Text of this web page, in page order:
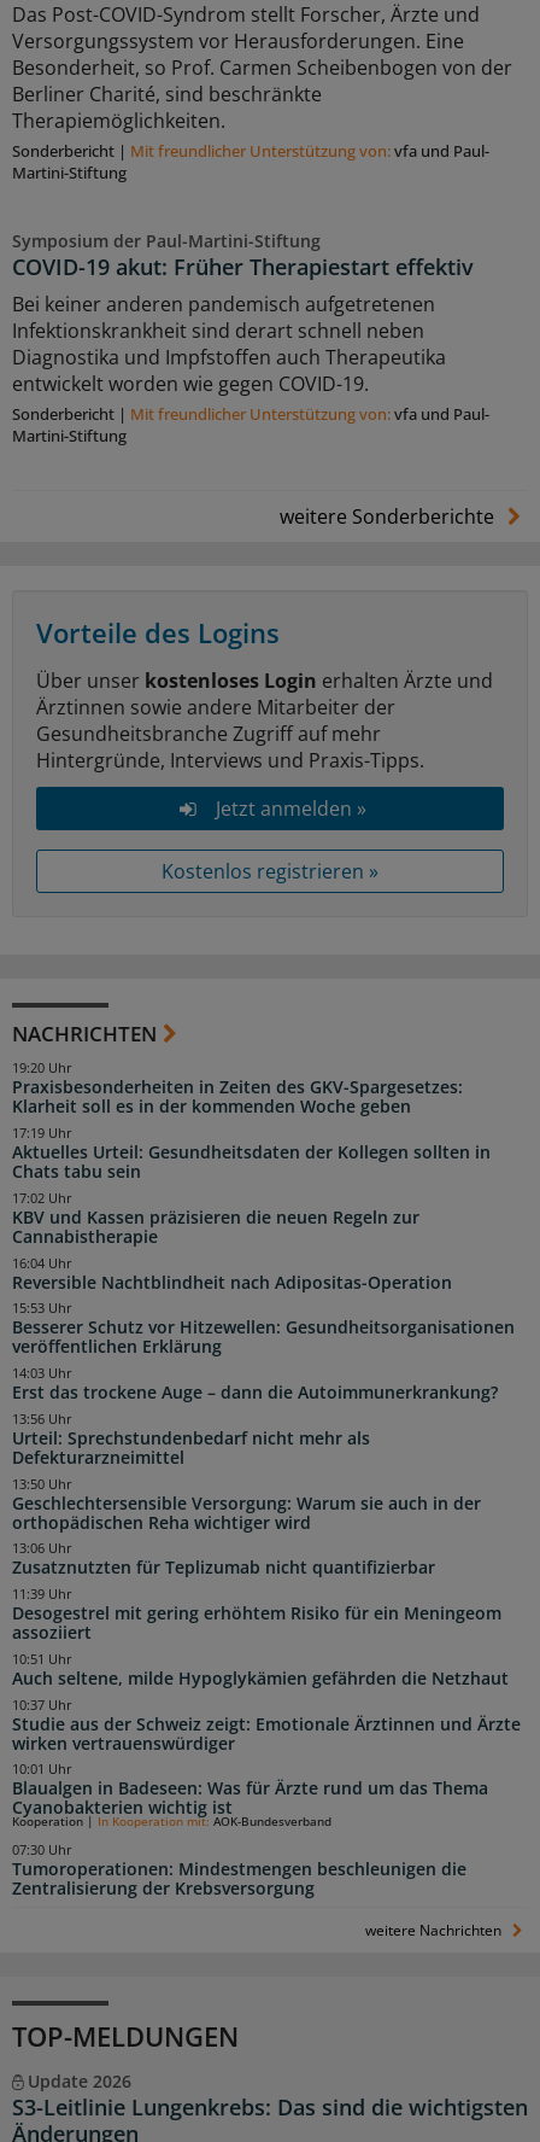
Das Post-COVID-Syndrom stellt Forscher, Ärzte und
Versorgungssystem vor Herausforderungen. Eine
Besonderheit, so Prof. Carmen Scheibenbogen von der
Berliner Charité, sind beschränkte
Therapiemöglichkeiten.
Sonderbericht | Mit freundlicher Unterstützung von:vfa und Paul-
Martini-Stiftung
Symposium der Paul-Martini-Stiftung
COVID-19 akut: Früher Therapiestart effektiv
Bei keiner anderen pandemisch aufgetretenen
Infektionskrankheit sind derart schnell neben
Diagnostika und Impfstoffen auch Therapeutika
entwickelt worden wie gegen COVID-19.
Sonderbericht | Mit freundlicher Unterstützung von:vfa und Paul-
Martini-Stiftung
weitere Sonderberichte
Vorteile des Logins
Über unser kostenloses Login erhalten Ärzte und
Ärztinnen sowie andere Mitarbeiter der
Gesundheitsbranche Zugriff auf mehr
Hintergründe, Interviews und Praxis-Tipps.
Jetzt anmelden »
Kostenlos registrieren »
NACHRICHTEN
Praxisbesonderheiten in Zeiten des GKV-Spargesetzes:
Klarheit soll es in der kommenden Woche geben
19:20 Uhr
Aktuelles Urteil: Gesundheitsdaten der Kollegen sollten in
Chats tabu sein
17:19 Uhr
KBV und Kassen präzisieren die neuen Regeln zur
Cannabistherapie
17:02 Uhr
Reversible Nachtblindheit nach Adipositas-Operation
16:04 Uhr
Besserer Schutz vor Hitzewellen: Gesundheitsorganisationen
veröffentlichen Erklärung
15:53 Uhr
Erst das trockene Auge – dann die Autoimmunerkrankung?
14:03 Uhr
Urteil: Sprechstundenbedarf nicht mehr als
Defekturarzneimittel
13:56 Uhr
Geschlechtersensible Versorgung: Warum sie auch in der
orthopädischen Reha wichtiger wird
13:50 Uhr
Zusatznutzten für Teplizumab nicht quantifizierbar
13:06 Uhr
Desogestrel mit gering erhöhtem Risiko für ein Meningeom
assoziiert
11:39 Uhr
Auch seltene, milde Hypoglykämien gefährden die Netzhaut
10:51 Uhr
Studie aus der Schweiz zeigt: Emotionale Ärztinnen und Ärzte
wirken vertrauenswürdiger
10:37 Uhr
Blaualgen in Badeseen: Was für Ärzte rund um das Thema
Cyanobakterien wichtig ist
10:01 Uhr
Tumoroperationen: Mindestmengen beschleunigen die
Zentralisierung der Krebsversorgung
Kooperation In Kooperation mit: AOK-Bundesverband
07:30 Uhr
weitere Nachrichten
TOP-MELDUNGEN
Update 2026
S3-Leitlinie Lungenkrebs: Das sind die wichtigsten
Änderungen